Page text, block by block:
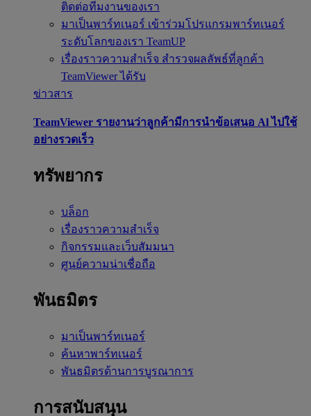
ติดต่อทีมงานของเรา
มาเป็นพาร์ทเนอร์ เข้าร่วมโปรแกรมพาร์ทเนอร์
ระดับโลกของเรา TeamUP
เรื่องราวความสำเร็จ สำรวจผลลัพธ์ที่ลูกค้า
TeamViewer ได้รับ
ข่าวสาร
TeamViewer รายงานว่าลูกค้ามีการนำข้อเสนอ Al ไปใช้
อย่างรวดเร็ว
ทรัพยากร
บล็อก
เรื่องราวความสำเร็จ
กิจกรรมและเว็บสัมมนา
ศูนย์ความน่าเชื่อถือ
พันธมิตร
มาเป็นพาร์ทเนอร์
ค้นหาพาร์ทเนอร์
พันธมิตรด้านการบูรณาการ
การสนับสนุน